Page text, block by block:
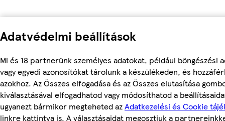
Adatvédelmi beállítások
Mi és 18 partnerünk személyes adatokat, például böngészési
vagy egyedi azonosítókat tárolunk a készülékeden, és
azokhoz. Az Összes elfogadása és az Összes elutasítása
kiválasztásával elfogadhatod vagy módosíthatod a
ugyanezt bármikor megteheted azAdatkezelési és Cookie
linkre kattintva is. A választásaidat megosztjuk a